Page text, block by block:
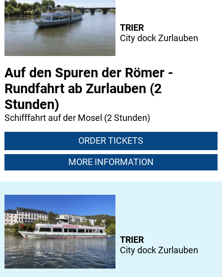
Auf den Spuren der Römer -
Rundfahrt ab Zurlauben (2
Stunden)
Schifffahrt auf der Mosel (2 Stunden)
ORDER TICKETS
MORE INFORMATION
TRIER
City dock Zurlauben
TRIER
City dock Zurlauben